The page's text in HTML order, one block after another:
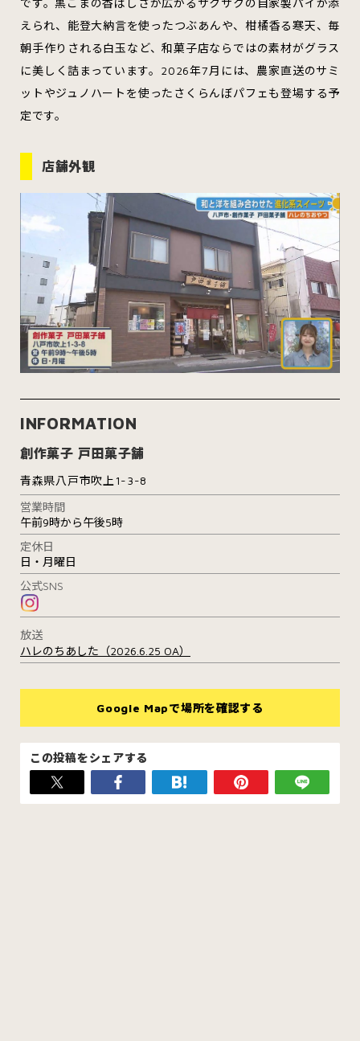
です。黒ごまの香ばしさが広がるサクサクの自家製パイが添
えられ、能登大納言を使ったつぶあんや、柑橘香る寒天、毎
朝手作りされる白玉など、和菓子店ならではの素材がグラス
に美しく詰まっています。2026年7月には、農家直送のサミ
ットやジュノハートを使ったさくらんぼパフェも登場する予
定です。
店舗外観
INFORMATION
創作菓子 戸田菓子舗
青森県八戸市吹上1-3-8
営業時間
午前9時から午後5時
定休日
日・月曜日
公式SNS
放送
ハレのちあした（2026.6.25 OA）
Google Mapで場所を確認する
この投稿をシェアする